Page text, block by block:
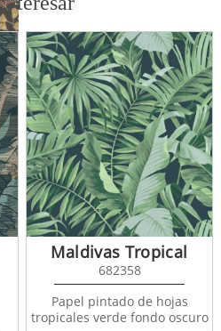
Maldivas Tropical
682358
Papel pintado de hojas
tropicales verde fondo oscuro